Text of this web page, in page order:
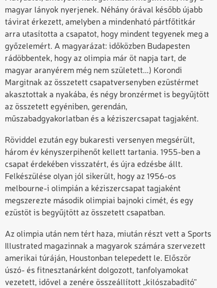
magyar lányok nyerjenek. Néhány órával később újabb
távirat érkezett, amelyben a mindenható pártfőtitkár
arra utasította a csapatot, hogy mindent tegyenek meg a
győzelemért. A magyarázat: időközben Budapesten
rádöbbentek, hogy az olimpia már öt napja tart, de
magyar aranyérem még nem született...) Korondi
Margitnak az összetett csapatversenyben ezüstérmet
akasztottak a nyakába, és négy bronzérmet is begyűjtött
az összetett egyéniben, gerendán,
műszabadgyakorlatban és a kéziszercsapat tagjaként.
Röviddel ezután egy bukaresti versenyen megsérült,
három év kényszerpihenőt kellett tartania. 1955-ben a
csapat érdekében visszatért, és újra edzésbe állt.
Felkészülése olyan jól sikerült, hogy az 1956-os
melbourne-i olimpián a kéziszercsapat tagjaként
megszerezte második olimpiai bajnoki címét, és egy
ezüstöt is begyűjtött az összetett csapatban.
Az olimpia után nem tért haza, miután részt vett a Sports
Illustrated magazinnak a magyarok számára szervezett
amerikai túráján, Houstonban telepedett le. Először
úszó- és fitnesztanárként dolgozott, tanfolyamokat
vezetett, idővel a zenére összeállított „kilószabadító”